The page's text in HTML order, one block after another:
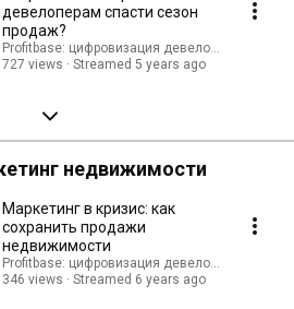
девелоперам спасти сезон
продаж?
Profitbase: цифровизация девелопмента
727 views
Streamed 5 years ago
недвижимости
Маркетинг в кризис: как
сохранить продажи
недвижимости
Profitbase: цифровизация девелопмента
346 views
Streamed 6 years ago